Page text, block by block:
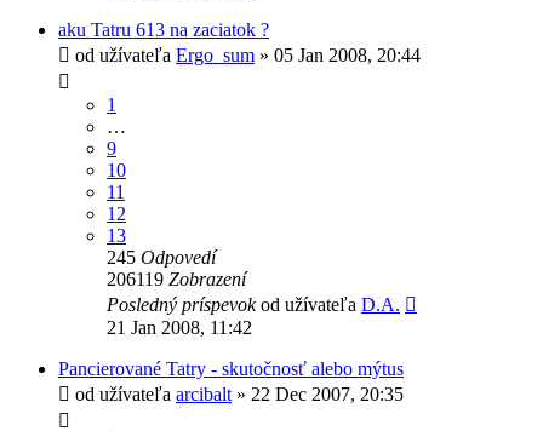
aku Tatru 613 na zaciatok ?
od užívateľa Ergo_sum » 05 Jan 2008, 20:44
1
…
9
10
11
12
13
245 Odpovedí
206119 Zobrazení
Posledný príspevokod užívateľa D.A.
21 Jan 2008, 11:42
Pancierované Tatry - skutočnosť alebo mýtus
od užívateľa arcibalt » 22 Dec 2007, 20:35